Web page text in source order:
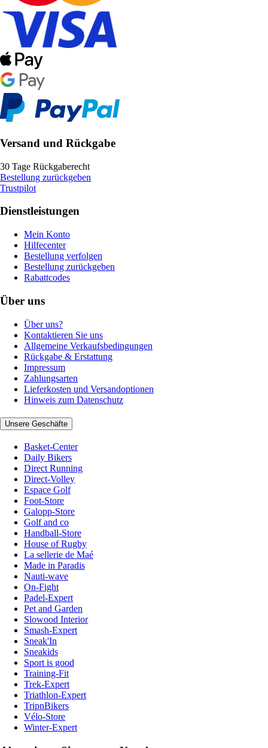
Versand und Rückgabe
30 Tage Rückgaberecht
Bestellung zurückgeben
Trustpilot
Dienstleistungen
Mein Konto
Hilfecenter
Bestellung verfolgen
Bestellung zurückgeben
Rabattcodes
Über uns
Über uns?
Kontaktieren Sie uns
Allgemeine Verkaufsbedingungen
Rückgabe & Erstattung
Impressum
Zahlungsarten
Lieferkosten und Versandoptionen
Hinweis zum Datenschutz
Unsere Geschäfte
Basket-Center
Daily Bikers
Direct Running
Direct-Volley
Espace Golf
Foot-Store
Galopp-Store
Golf and co
Handball-Store
House of Rugby
La sellerie de Maé
Made in Paradis
Nauti-wave
On-Fight
Padel-Expert
Pet and Garden
Slowood Interior
Smash-Expert
Sneak'In
Sneakids
Sport is good
Training-Fit
Trek-Expert
Triathlon-Expert
TripnBikers
Vélo-Store
Winter-Expert